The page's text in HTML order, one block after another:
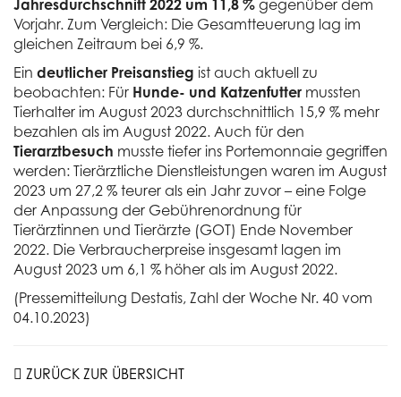
Jahresdurchschnitt 2022 um 11,8 % gegenüber dem
Vorjahr. Zum Vergleich: Die Gesamtteuerung lag im
gleichen Zeitraum bei 6,9 %.
Ein deutlicher Preisanstieg ist auch aktuell zu
beobachten: Für Hunde- und Katzenfutter mussten
Tierhalter im August 2023 durchschnittlich 15,9 % mehr
bezahlen als im August 2022. Auch für den
Tierarztbesuch musste tiefer ins Portemonnaie gegriffen
werden: Tierärztliche Dienstleistungen waren im August
2023 um 27,2 % teurer als ein Jahr zuvor – eine Folge
der Anpassung der Gebührenordnung für
Tierärztinnen und Tierärzte (GOT) Ende November
2022. Die Verbraucherpreise insgesamt lagen im
August 2023 um 6,1 % höher als im August 2022.
(Pressemitteilung Destatis, Zahl der Woche Nr. 40 vom
04.10.2023)
ZURÜCK ZUR ÜBERSICHT